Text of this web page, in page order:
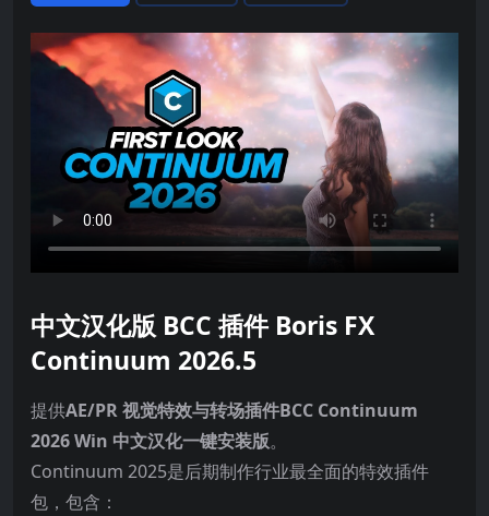
中文汉化版 BCC 插件 Boris FX
Continuum 2026.5
提供AE/PR 视觉特效与转场插件BCC Continuum
2026 Win 中文汉化一键安装版。
Continuum 2025是后期制作行业最全面的特效插件
包，包含：